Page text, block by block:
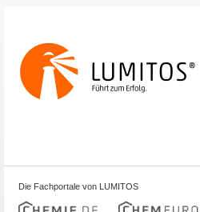
Die Fachportale von LUMITOS